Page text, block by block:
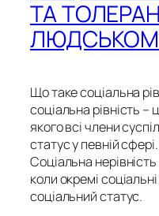
ТА
Що таке соціальна
соціальна рівність –
якого всі члени
статус у певній
Соціальна
коли окремі
соціальний статус.